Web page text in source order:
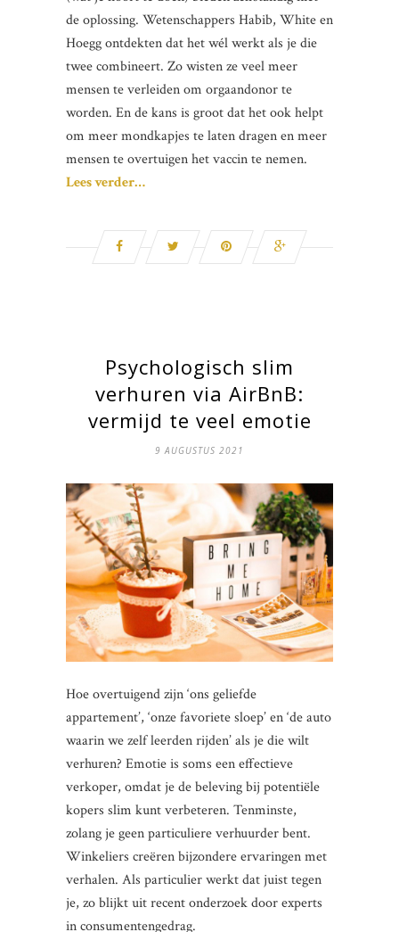
de oplossing. Wetenschappers Habib, White en
Hoegg ontdekten dat het wél werkt als je die
twee combineert. Zo wisten ze veel meer
mensen te verleiden om orgaandonor te
worden. En de kans is groot dat het ook helpt
om meer mondkapjes te laten dragen en meer
mensen te overtuigen het vaccin te nemen.
Lees verder…
Psychologisch slim
verhuren via AirBnB:
vermijd te veel emotie
9 AUGUSTUS 2021
Hoe overtuigend zijn ‘ons geliefde
appartement’, ‘onze favoriete sloep’ en ‘de auto
waarin we zelf leerden rijden’ als je die wilt
verhuren? Emotie is soms een effectieve
verkoper, omdat je de beleving bij potentiële
kopers slim kunt verbeteren. Tenminste,
zolang je geen particuliere verhuurder bent.
Winkeliers creëren bijzondere ervaringen met
verhalen. Als particulier werkt dat juist tegen
je, zo blijkt uit recent onderzoek door experts
in consumentengedrag.